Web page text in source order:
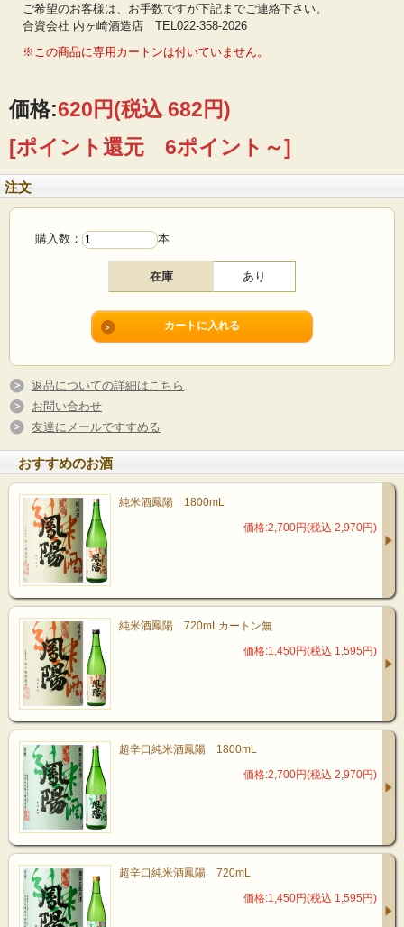
ご希望のお客様は、お手数ですが下記までご連絡下さい。
合資会社 内ヶ崎酒造店 TEL022-358-2026
※この商品に専用カートンは付いていません。
価格:620円(税込 682円)
[ポイント還元 6ポイント～]
注文
購入数： 本
在庫 あり
返品についての詳細はこちら
お問い合わせ
友達にメールですすめる
おすすめのお酒
純米酒鳳陽 1800mL
価格:2,700円(税込 2,970円)
純米酒鳳陽 720mLカートン無
価格:1,450円(税込 1,595円)
超辛口純米酒鳳陽 1800mL
価格:2,700円(税込 2,970円)
超辛口純米酒鳳陽 720mL
価格:1,450円(税込 1,595円)